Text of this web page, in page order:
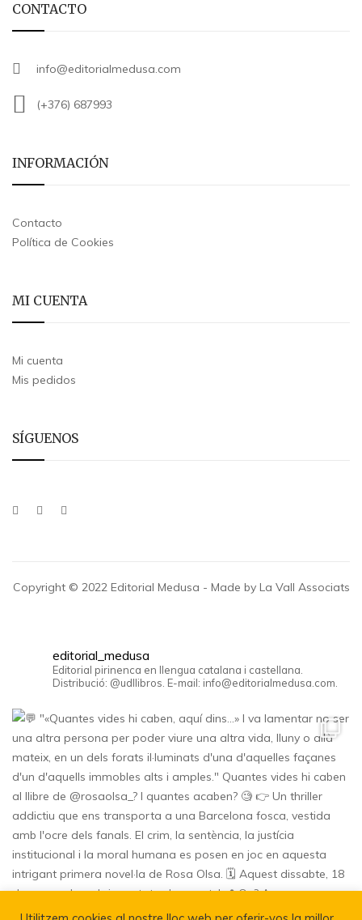
CONTACTO
info@editorialmedusa.com
(+376) 687993
INFORMACIÓN
Contacto
Política de Cookies
MI CUENTA
Mi cuenta
Mis pedidos
SÍGUENOS
Copyright © 2022 Editorial Medusa - Made by La Vall Associats
editorial_medusa
Editorial pirinenca en llengua catalana i castellana.
Distribució: @udllibros. E-mail: info@editorialmedusa.com.